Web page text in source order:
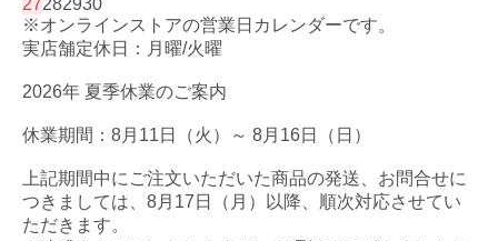
27282930
※オンラインストアの営業日カレンダーです。
実店舗定休日：月曜/火曜
2026年 夏季休業のご案内
休業期間：8月11日（火）～ 8月16日（日）
上記期間中にご注文いただいた商品の発送、お問合せに
つきましては、8月17日（月）以降、順次対応させてい
ただきます。